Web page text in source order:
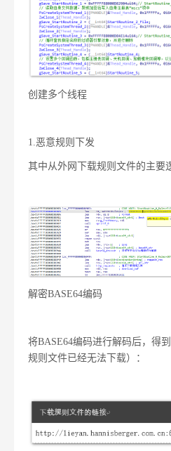
创建多个线程
1. 恶意规则下发
其中从外网下载规则文件的主要
解密BASE64编码
将BASE64编码进行解码后，得
规则文件已经无法下载）：